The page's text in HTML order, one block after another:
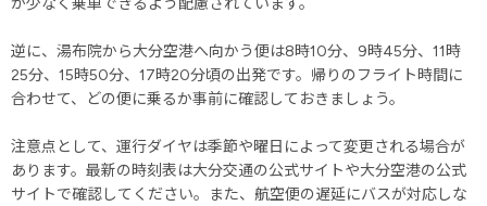
が少なく乗車できるよう配慮されています。
逆に、湯布院から大分空港へ向かう便は8時10分、9時45分、11時
25分、15時50分、17時20分頃の出発です。帰りのフライト時間に
合わせて、どの便に乗るか事前に確認しておきましょう。
注意点として、運行ダイヤは季節や曜日によって変更される場合が
あります。最新の時刻表は大分交通の公式サイトや大分空港の公式
サイトで確認してください。また、航空便の遅延にバスが対応しな